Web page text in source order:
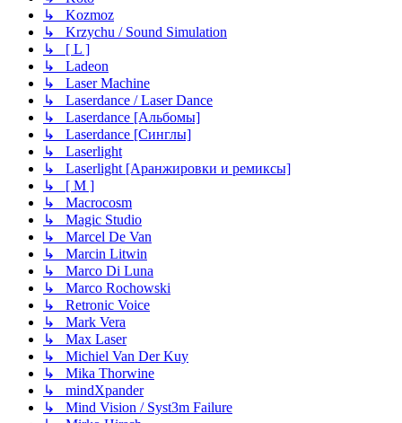
↳ Kozmoz
↳ Krzychu / Sound Simulation
↳ [ L ]
↳ Ladeon
↳ Laser Machine
↳ Laserdance / Laser Dance
↳ Laserdance [Альбомы]
↳ Laserdance [Синглы]
↳ Laserlight
↳ Laserlight [Аранжировки и ремиксы]
↳ [ M ]
↳ Macrocosm
↳ Magic Studio
↳ Marcel De Van
↳ Marcin Litwin
↳ Marco Di Luna
↳ Marco Rochowski
↳ Retronic Voice
↳ Mark Vera
↳ Max Laser
↳ Michiel Van Der Kuy
↳ Mika Thorwine
↳ mindXpander
↳ Mind Vision / Syst3m Failure